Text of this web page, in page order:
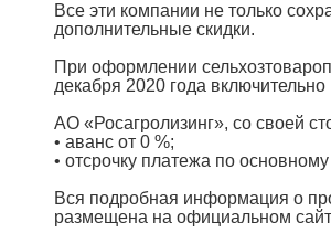
Все эти компании не только
дополнительные скидки.
При оформлении
декабря 2020 года
АО «Росагролизинг», со своей
• аванс от 0 %;
• отсрочку платежа по
Вся подробная информация о
размещена на официальном